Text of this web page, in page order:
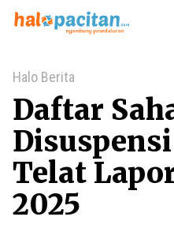
Home
Halo Berita
Daftar
Telat
2025